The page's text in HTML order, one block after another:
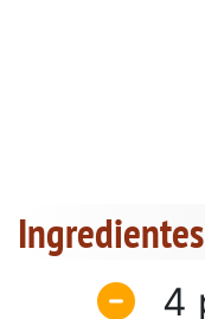
Ingredientes
4